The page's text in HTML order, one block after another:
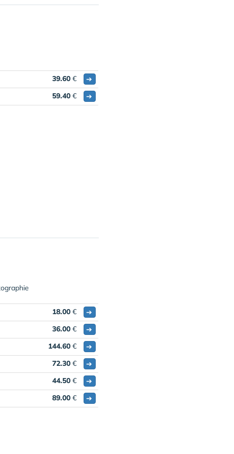
39.60 €
➔
59.40 € ➔
18.00 €
➔
36.00 €
➔
144.60 €
➔
72.30 €
➔
44.50 €
➔
89.00 € ➔